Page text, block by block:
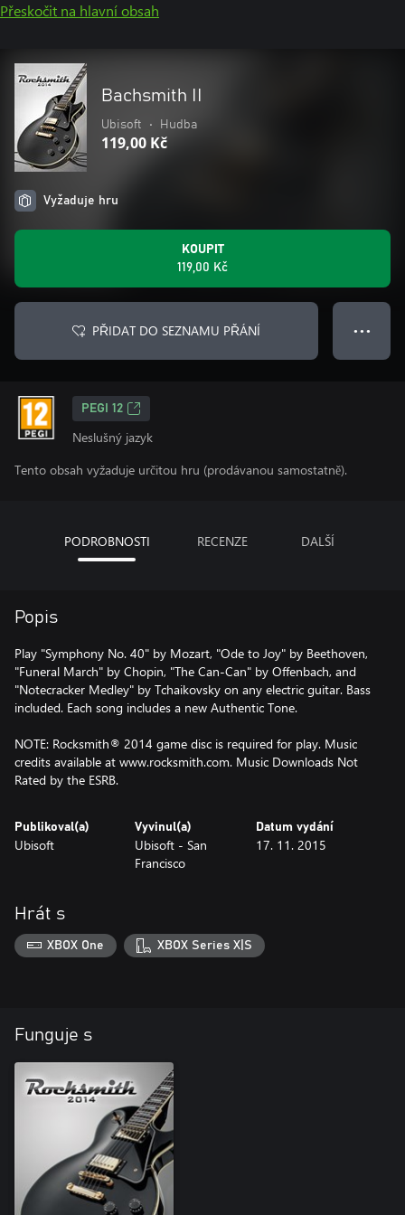
Přeskočit na hlavní obsah
Bachsmith II
Ubisoft • Hudba
119,00 Kč
Vyžaduje hru
KOUPIT
119,00 Kč
PŘIDAT DO SEZNAMU PŘÁNÍ ● ● ●
PEGI 12
Neslušný jazyk
Tento obsah vyžaduje určitou hru (prodávanou samostatně).
PODROBNOSTI RECENZE DALŠÍ
Popis
Play "Symphony No. 40" by Mozart, "Ode to Joy" by Beethoven,
"Funeral March" by Chopin, "The Can-Can" by Offenbach, and
"Notecracker Medley" by Tchaikovsky on any electric guitar. Bass
included. Each song includes a new Authentic Tone.
NOTE: Rocksmith® 2014 game disc is required for play. Music
credits available at www.rocksmith.com. Music Downloads Not
Rated by the ESRB.
Publikoval(a)
Ubisoft
Vyvinul(a)
Ubisoft - San
Francisco
Datum vydání
17. 11. 2015
Hrát s
XBOX One XBOX Series X|S
Funguje s